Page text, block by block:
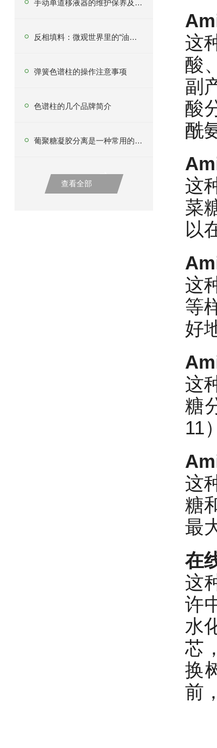
手动单道移液器的维护保养及应用技巧
反相填料：微观世界里的“油水分离”艺术
弹簧色谱柱的操作注意事项
色谱柱的几个品牌简介
葡聚糖凝胶分离是一种常用的生物化学分离方法
查看全部
这
酸
副
酸
酰
这
菜
以
这
等
好
这
糖
11
这
糖
最
在
这
许
水
芯
换
前